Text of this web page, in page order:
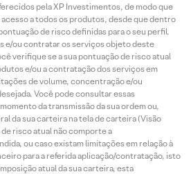
pela XP Investimentos, de modo que
a todos os produtos, desde que dentro
de risco definidas para o seu perfil.
e/ou contratar os serviços objeto deste
verifique se a sua pontuação de risco atual
e/ou a contratação dos serviços em
de volume, concentração e/ou
Você pode consultar essas
da transmissão da sua ordem ou,
da sua carteira na tela de carteira (Visão
de risco atual não comporte a
ou caso existam limitações em relação à
para a referida aplicação/contratação, isto
atual da sua carteira, esta